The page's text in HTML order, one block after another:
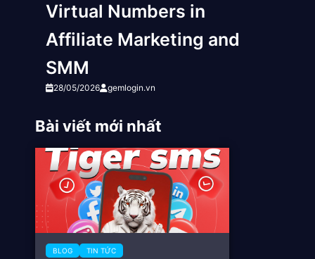
Virtual Numbers in
Affiliate Marketing and
SMM
28/05/2026 gemlogin.vn
Bài viết mới nhất
BLOG TIN TỨC